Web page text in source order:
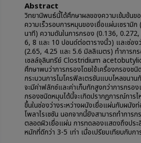
Abstract
วิทยานิพนธ์นี้ได้ศึกษาผลของความเข้มข้น
ความเร็วรอบการหมุนของเยื่อแผ่นเซรา
นาที) ความดันในการกรอง (0.136,
6, 8 และ 10 ปอนด์ต่อตารางนิ้ว) และช่อง
(2.65, 4.25 และ 5.6 มิลลิเมตร) ทำการก
เซลล์จุลินทรีย์ Clostridium
ศึกษาพบว่าการกรองโดยใช้เครื่องกรองช
กระบวนการไมโครฟิลเตรชันแบบไหลขนา
จะมีค่าฟลักซ์และค่าเก็บกักสูงกว่าการกรอ
กรองชนิดหมุนได้นี้จะเกิดปรากฎการณ์การ
ขึ้นในช่องว่างระหว่างผนังเยื่อแผ่นกับผนัง
โพลาไรเซซัน นอกจากนี้ยังสามารถทำการ
ตลอดผิวเยื่อแผ่น การทดลองแสดงถึงประ
หมักที่ดีกว่า 3-5 เท่า เมื่อเปรียบเทียบกับก